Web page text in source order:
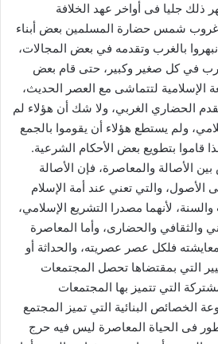
ذلك جليا فى أواخر عهد الخلافة
غروب شمس حضارة المسلمين بعض أبناء
بالغرب وتقدمه في بعض المجالات،
في كل صغير وكبير، حتى قام بعض
الإسلامية لتتماشى مع العصر الحديث،
الحضاري الغربي، ولا شك أن هؤلاء لم
ولم يستطع هؤلاء أن يقوموا بالجمع
قاموا بتطويع بعض الأحكام الشرعية.
الأصالة والمعاصرة، فإن الأصالة
والتي تعني عند أمة الإسلام
لأنهما مصدرا التشريع الإسلامي،
والثقافي والحضارى، وأما المعاصرة
فلكل عصر عصريته، والحداثة أو
التي بمقتضاها تحصل المجتمعات
التي تتميز بها المجتمعات
الخصائص البنائية التي تميز المجتمع
فى الحياة المعاصرة ليس فيه حرج